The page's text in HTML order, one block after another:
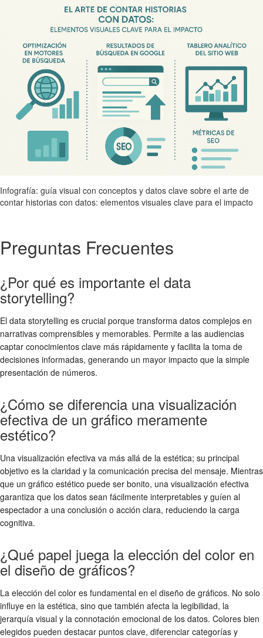
Infografía: guía visual con conceptos y datos clave sobre el arte de
contar historias con datos: elementos visuales clave para el impacto
Preguntas Frecuentes
¿Por qué es importante el data
storytelling?
El data storytelling es crucial porque transforma datos complejos en
narrativas comprensibles y memorables. Permite a las audiencias
captar conocimientos clave más rápidamente y facilita la toma de
decisiones informadas, generando un mayor impacto que la simple
presentación de números.
¿Cómo se diferencia una visualización
efectiva de un gráfico meramente
estético?
Una visualización efectiva va más allá de la estética; su principal
objetivo es la claridad y la comunicación precisa del mensaje. Mientras
que un gráfico estético puede ser bonito, una visualización efectiva
garantiza que los datos sean fácilmente interpretables y guíen al
espectador a una conclusión o acción clara, reduciendo la carga
cognitiva.
¿Qué papel juega la elección del color en
el diseño de gráficos?
La elección del color es fundamental en el diseño de gráficos. No solo
influye en la estética, sino que también afecta la legibilidad, la
jerarquía visual y la connotación emocional de los datos. Colores bien
elegidos pueden destacar puntos clave, diferenciar categorías y